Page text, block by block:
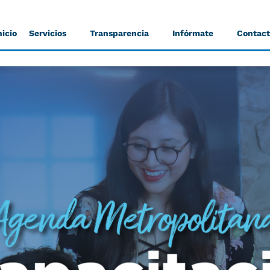
Servicios Transparencia Infórmate